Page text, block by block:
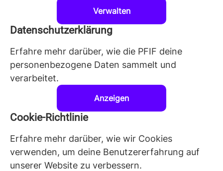
Verwalten
Datenschutzerklärung
Erfahre mehr darüber, wie die PFIF deine
personenbezogene Daten sammelt und
verarbeitet.
Anzeigen
Cookie-Richtlinie
Erfahre mehr darüber, wie wir Cookies
verwenden, um deine Benutzererfahrung auf
unserer Website zu verbessern.